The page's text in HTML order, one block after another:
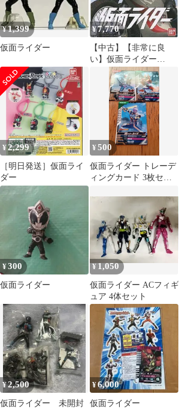
¥1,399
仮面ライダー
¥7,770
【中古】【非常に良
い】仮面ライダー
p706p5g
¥2,299
［明日発送］仮面ライ
ダー
¥500
仮面ライダー トレーデ
ィングカード 3枚セッ
¥300
仮面ライダー
¥1,050
仮面ライダー ACフィギ
ュア 4体セット
¥2,500
仮面ライダー 未開封
¥6,000
仮面ライダー